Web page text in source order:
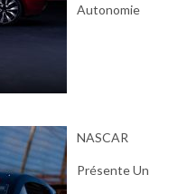
Autonomie
NASCAR
Présente Un